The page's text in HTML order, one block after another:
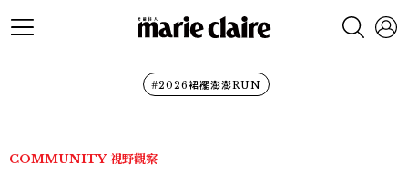
#2026裙襬澎澎RUN
COMMUNITY 視野觀察